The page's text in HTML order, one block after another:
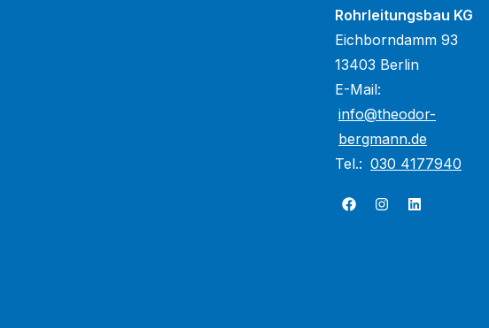
Rohrleitungsbau KG
Eichborndamm 93
13403 Berlin
E-Mail:
info@theodor-
bergmann.de
Tel.: 030 4177940